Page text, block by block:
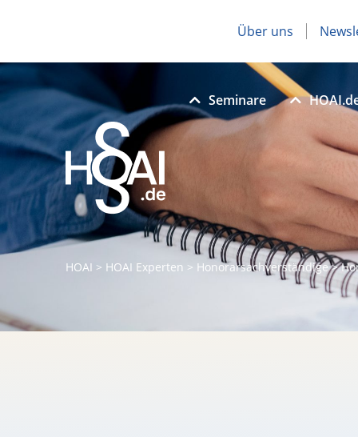
Über uns
Seminare
HOAI > HOAI Experten > Honorarsachverständige>